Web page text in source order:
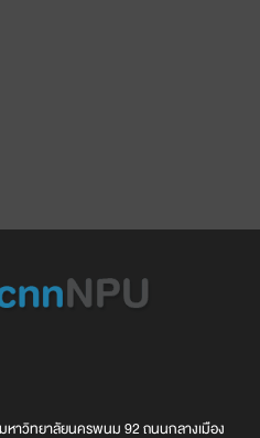
าวิทยาลัยนครพนม 92 ถนนกลางเมือง